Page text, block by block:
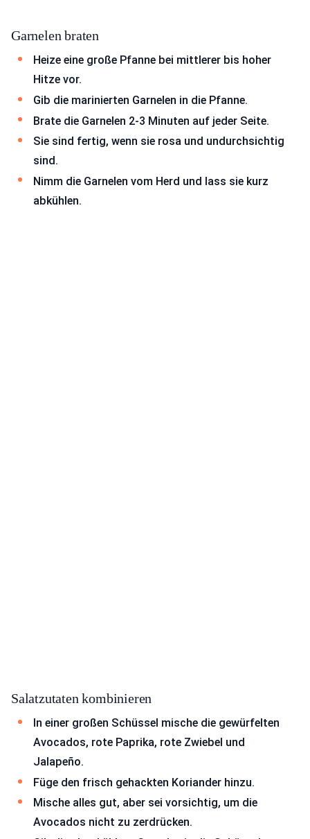
Garnelen braten
Heize eine große Pfanne bei mittlerer bis hoher
Hitze vor.
Gib die marinierten Garnelen in die Pfanne.
Brate die Garnelen 2-3 Minuten auf jeder Seite.
Sie sind fertig, wenn sie rosa und undurchsichtig
sind.
Nimm die Garnelen vom Herd und lass sie kurz
abkühlen.
Salatzutaten kombinieren
In einer großen Schüssel mische die gewürfelten
Avocados, rote Paprika, rote Zwiebel und
Jalapeño.
Füge den frisch gehackten Koriander hinzu.
Mische alles gut, aber sei vorsichtig, um die
Avocados nicht zu zerdrücken.